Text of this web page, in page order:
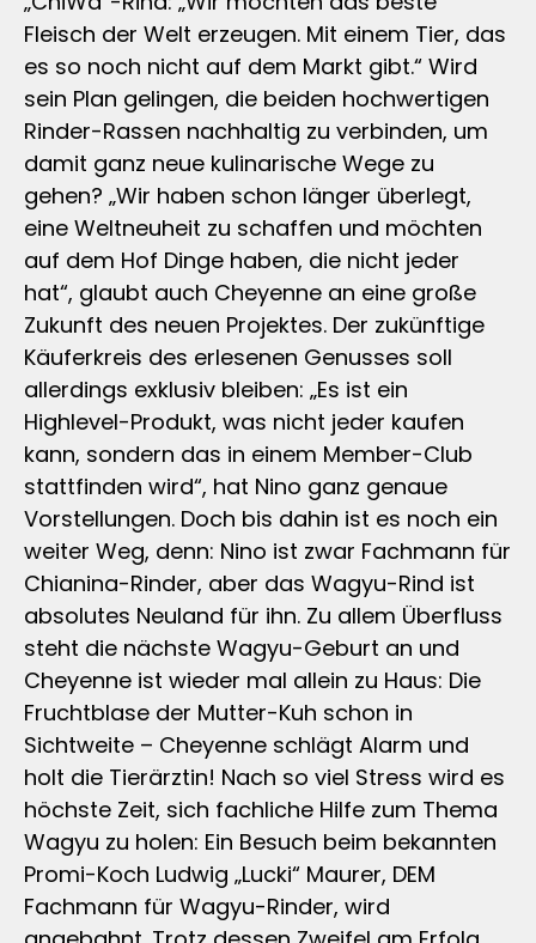
Fleisch der Welt erzeugen. Mit einem Tier, das
es so noch nicht auf dem Markt gibt.“ Wird
sein Plan gelingen, die beiden hochwertigen
Rinder-Rassen nachhaltig zu verbinden, um
damit ganz neue kulinarische Wege zu
gehen? „Wir haben schon länger überlegt,
eine Weltneuheit zu schaffen und möchten
auf dem Hof Dinge haben, die nicht jeder
hat“, glaubt auch Cheyenne an eine große
Zukunft des neuen Projektes. Der zukünftige
Käuferkreis des erlesenen Genusses soll
allerdings exklusiv bleiben: „Es ist ein
Highlevel-Produkt, was nicht jeder kaufen
kann, sondern das in einem Member-Club
stattfinden wird“, hat Nino ganz genaue
Vorstellungen. Doch bis dahin ist es noch ein
weiter Weg, denn: Nino ist zwar Fachmann für
Chianina-Rinder, aber das Wagyu-Rind ist
absolutes Neuland für ihn. Zu allem Überfluss
steht die nächste Wagyu-Geburt an und
Cheyenne ist wieder mal allein zu Haus: Die
Fruchtblase der Mutter-Kuh schon in
Sichtweite – Cheyenne schlägt Alarm und
holt die Tierärztin! Nach so viel Stress wird es
höchste Zeit, sich fachliche Hilfe zum Thema
Wagyu zu holen: Ein Besuch beim bekannten
Promi-Koch Ludwig „Lucki“ Maurer, DEM
Fachmann für Wagyu-Rinder, wird